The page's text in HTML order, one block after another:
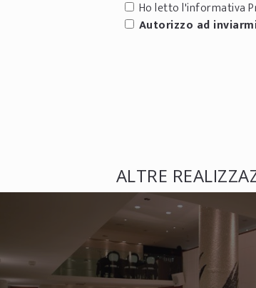
Ho letto l'informativa
Autorizzo ad
ALTRE